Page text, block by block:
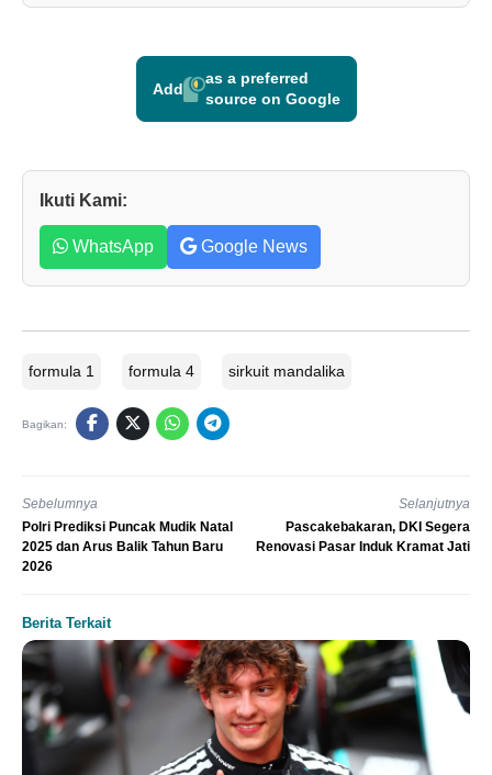
Add
as a preferred
source on Google
Ikuti Kami:
WhatsApp Google News
formula 1 formula 4 sirkuit mandalika
Bagikan:
Sebelumnya
Polri Prediksi Puncak Mudik Natal
2025 dan Arus Balik Tahun Baru
2026
Selanjutnya
Pascakebakaran, DKI Segera
Renovasi Pasar Induk Kramat Jati
Berita Terkait